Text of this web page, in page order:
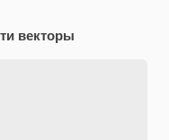
векторы